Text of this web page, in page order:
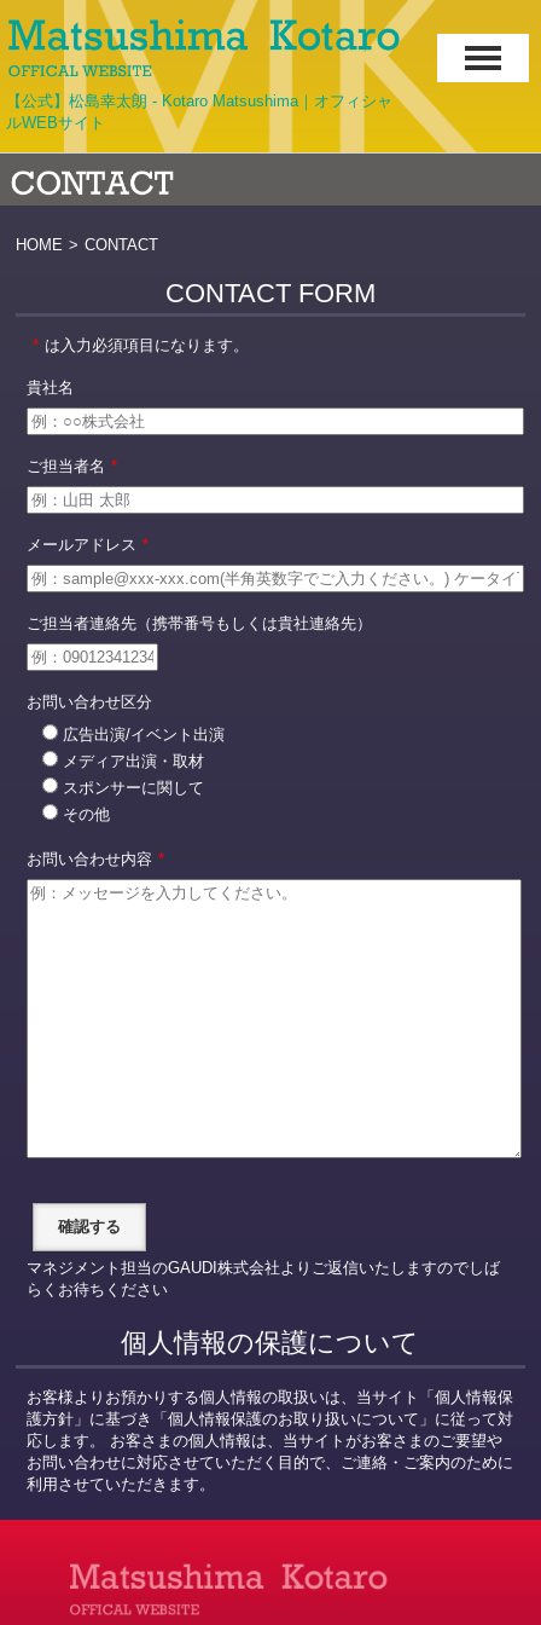
【公式】松島幸太朗 - Kotaro Matsushima｜オフィシャ
ルWEBサイト
HOME > CONTACT
CONTACT FORM
* は入力必須項目になります。
貴社名
ご担当者名 *
メールアドレス *
ご担当者連絡先（携帯番号もしくは貴社連絡先）
お問い合わせ区分
広告出演/イベント出演
メディア出演・取材
スポンサーに関して
その他
お問い合わせ内容 *
マネジメント担当のGAUDI株式会社よりご返信いたしますのでしば
らくお待ちください
個人情報の保護について
お客様よりお預かりする個人情報の取扱いは、当サイト「個人情報保
護方針」に基づき「個人情報保護のお取り扱いについて」に従って対
応します。 お客さまの個人情報は、当サイトがお客さまのご要望や
お問い合わせに対応させていただく目的で、ご連絡・ご案内のために
利用させていただきます。